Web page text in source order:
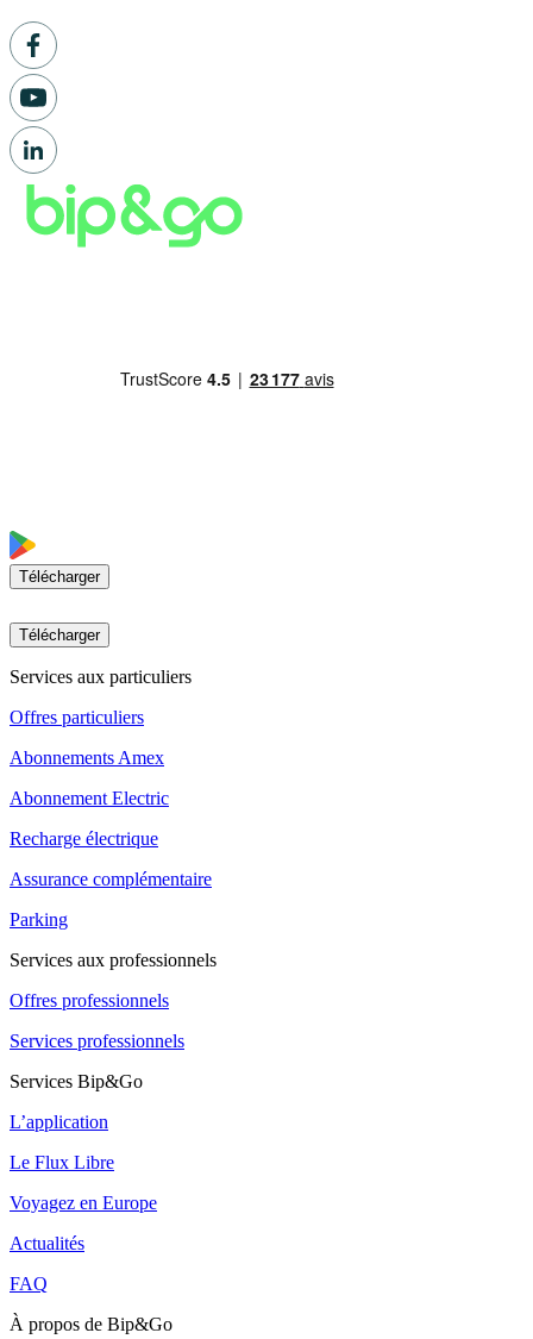
Télécharger
Télécharger
Services aux particuliers
Offres particuliers
Abonnements Amex
Abonnement Electric
Recharge électrique
Assurance complémentaire
Parking
Services aux professionnels
Offres professionnels
Services professionnels
Services Bip&Go
L’application
Le Flux Libre
Voyagez en Europe
Actualités
FAQ
À propos de Bip&Go